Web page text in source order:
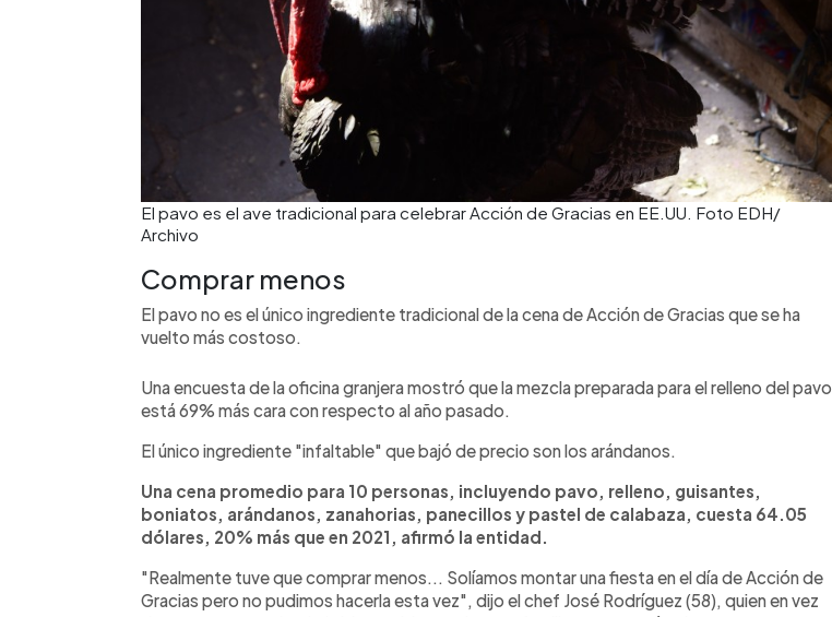
El pavo es el ave tradicional para celebrar Acción de Gracias en EE.UU. Foto EDH/
Archivo
Comprar menos
El pavo no es el único ingrediente tradicional de la cena de Acción de Gracias que se ha
vuelto más costoso.
Una encuesta de la oficina granjera mostró que la mezcla preparada para el relleno del pavo
está 69% más cara con respecto al año pasado.
El único ingrediente "infaltable" que bajó de precio son los arándanos.
Una cena promedio para 10 personas, incluyendo pavo, relleno, guisantes,
boniatos, arándanos, zanahorias, panecillos y pastel de calabaza, cuesta 64.05
dólares, 20% más que en 2021, afirmó la entidad.
"Realmente tuve que comprar menos... Solíamos montar una fiesta en el día de Acción de
Gracias pero no pudimos hacerla esta vez", dijo el chef José Rodríguez (58), quien en vez